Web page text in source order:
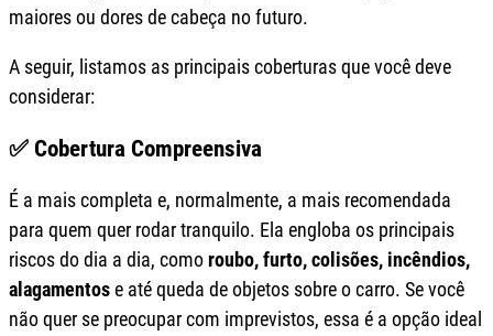
maiores ou dores de cabeça no futuro.
A seguir, listamos as principais coberturas que você deve
considerar:
✅ Cobertura Compreensiva
É a mais completa e, normalmente, a mais recomendada
para quem quer rodar tranquilo. Ela engloba os principais
riscos do dia a dia, comoroubo, furto, colisões, incêndios,
alagamentose até queda de objetos sobre o carro. Se você
não quer se preocupar com imprevistos, essa é a opção ideal